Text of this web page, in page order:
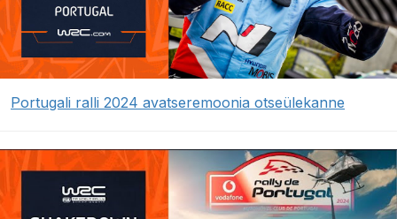
Portugali ralli 2024 avatseremoonia otseülekanne